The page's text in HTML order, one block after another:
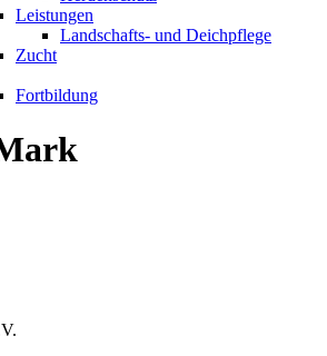
Leistungen
Landschafts- und Deichpflege
Zucht
Fortbildung